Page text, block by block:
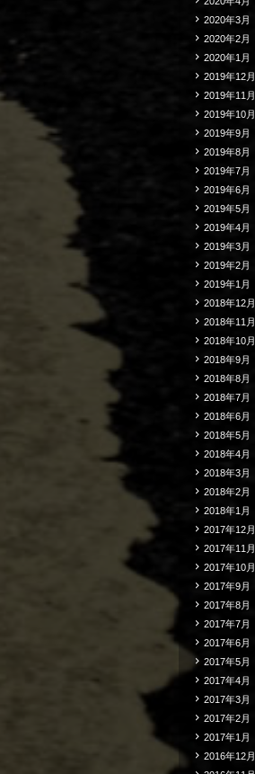
2020年3月
2020年2月
2020年1月
2019年12月
2019年11月
2019年10月
2019年9月
2019年8月
2019年7月
2019年6月
2019年5月
2019年4月
2019年3月
2019年2月
2019年1月
2018年12月
2018年11月
2018年10月
2018年9月
2018年8月
2018年7月
2018年6月
2018年5月
2018年4月
2018年3月
2018年2月
2018年1月
2017年12月
2017年11月
2017年10月
2017年9月
2017年8月
2017年7月
2017年6月
2017年5月
2017年4月
2017年3月
2017年2月
2017年1月
2016年12月